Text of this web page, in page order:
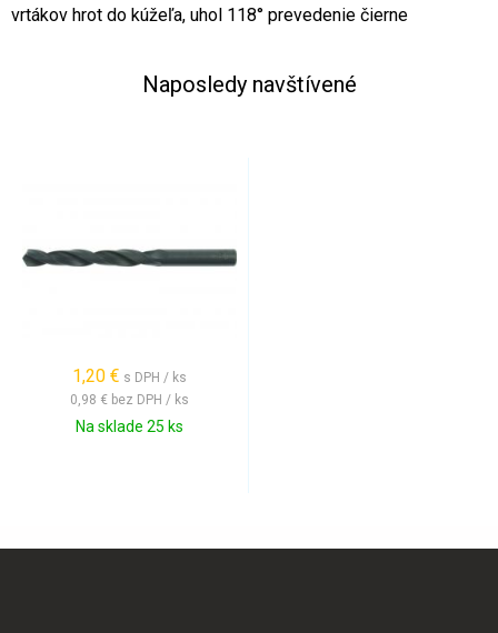
vrtákov hrot do kúžeľa, uhol 118° prevedenie čierne
Naposledy navštívené
1,20 € s DPH / ks
0,98 € bez DPH / ks
Na sklade 25 ks